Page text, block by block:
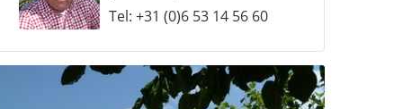
Tel: +31 (0)6 53 14 56 60